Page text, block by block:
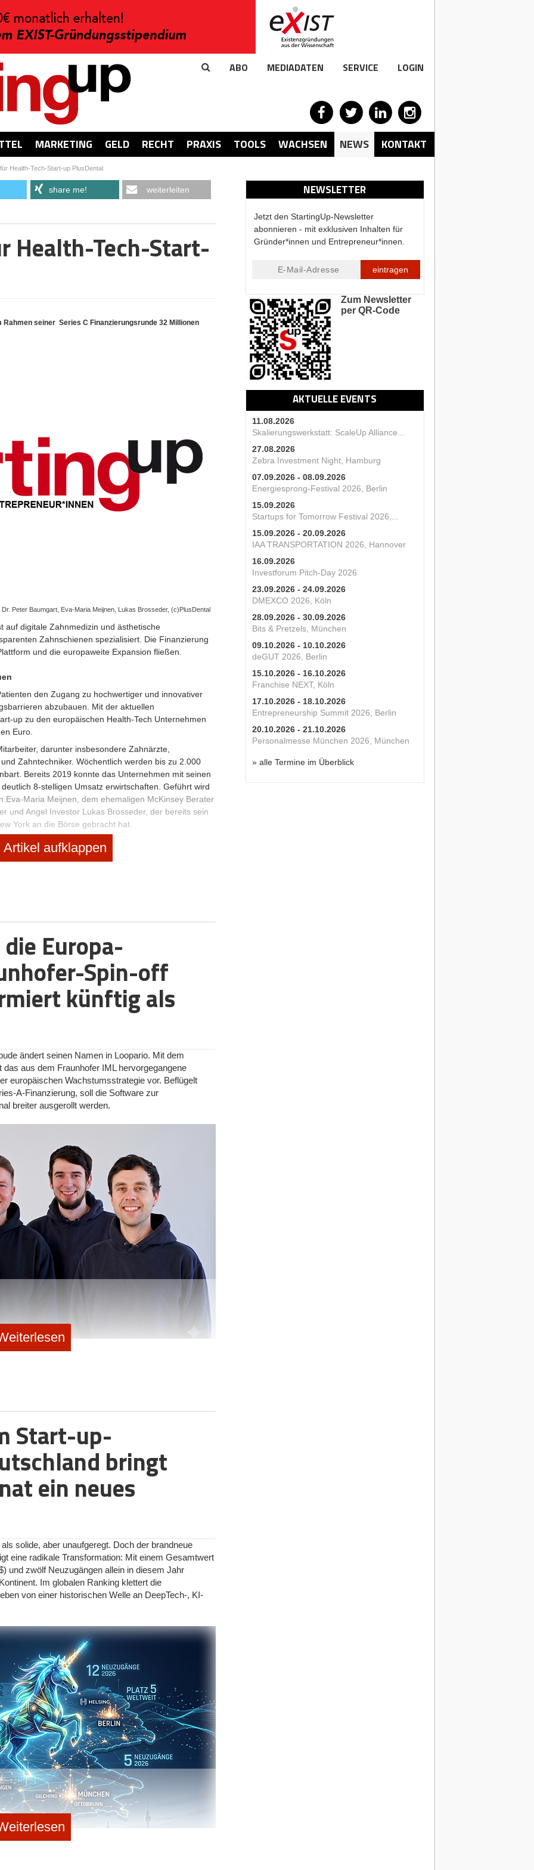
ABO MEDIADATEN SERVICE LOGIN
MARKETING GELD RECHT PRAXIS TOOLS WACHSEN NEWS KONTAKT
Health-Tech-Start-up PlusDental
NEWSLETTER
Jetzt den StartingUp-Newsletter
abonnieren - mit exklusiven Inhalten für
Gründer*innen und Entrepreneur*innen.
eintragen
Zum Newsletter
per QR-Code
AKTUELLE EVENTS
11.08.2026
Skalierungswerkstatt: ScaleUp Alliance...
27.08.2026
Zebra Investment Night, Hamburg
07.09.2026 - 08.09.2026
Energiesprong-Festival 2026, Berlin
15.09.2026
Startups for Tomorrow Festival 2026,...
15.09.2026 - 20.09.2026
IAA TRANSPORTATION 2026, Hannover
16.09.2026
Investforum Pitch-Day 2026
23.09.2026 - 24.09.2026
DMEXCO 2026, Köln
28.09.2026 - 30.09.2026
Bits & Pretzels, München
09.10.2026 - 10.10.2026
deGUT 2026, Berlin
15.10.2026 - 16.10.2026
Franchise NEXT, Köln
17.10.2026 - 18.10.2026
Entrepreneurship Summit 2026, Berlin
20.10.2026 - 21.10.2026
Personalmesse München 2026, München
» alle Termine im Überblick
share me! weiterleiten
Health-Tech-Start-
seiner Series C Finanzierungsrunde 32 Millionen
Peter Baumgart, Eva-Maria Meijnen, Lukas Brosseder, (c)PlusDental
auf digitale Zahnmedizin und ästhetische
Zahnschienen spezialisiert. Die Finanzierung
und die europaweite Expansion fließen.
den Zugang zu hochwertiger und innovativer
abzubauen. Mit der aktuellen
up zu den europäischen Health-Tech Unternehmen
Euro.
darunter insbesondere Zahnärzte,
Zahntechniker. Wöchentlich werden bis zu 2.000
Bereits 2019 konnte das Unternehmen mit seinen
8-stelligen Umsatz erwirtschaften. Geführt wird
Eva-Maria Meijnen, dem ehemaligen McKinsey Berater
und Angel Investor Lukas Brosseder, der bereits sein
York an die Börse gebracht hat.
Zahnmedizin in die Hände spezialisierter und bestens
Dentistry Plattform, von der Zahnärzte und Patienten
Praxen den Weg ins digitale Zeitalter. Wie
ist, unterstreicht derzeit die Pandemie. Patienten
unsere konsequente Digitalisierung ermöglicht.
Effekten bei Behandlungsergebnis und Preis. Für
zusätzliche Patientengruppen.“
eintragen
Algorithmus oder Neustart in die
Robotics Group eröffnet Real-Labor im
Hoffnung
Artikel aufklappen
Europa-
Spin-off
künftig als
ändert seinen Namen in Loopario. Mit dem
aus dem Fraunhofer IML hervorgegangene
europäischen Wachstumsstrategie vor. Beflügelt
A-Finanzierung, soll die Software zur
breiter ausgerollt werden.
und WMS) diesen spezifischen Bereich nicht im
fielen laut Start-up-Schätzungen jährlich rund
an, die in der Praxis häufig noch händisch gebucht
Logistikbude) setzt hier mit einem sogenannten
an. Diese Softwarelösung solle als zusätzlicher
von Unternehmen integriert werden. Ziel des
langwierige Abstimmungsprozesse auf digitalem
auf die digitale Verwaltung von Paletten und
ausgelegt.
und Abstimmen von Tauschvorgängen
Das Unternehmen nutzt dafür unter anderem
automatisiert in die Buchungssysteme zu
und werde derzeit über Weblinks in 66
mehr als 50 Millionen Ladungsträger für aktuell
DACHSER, die Nagel-Group und Georg Utz.
Koscharnyj, Patrik Elfert, Jan Möller und Dr.
als Spin-off aus dem Fraunhofer-Institut für
eine im Frühjahr 2026 abgeschlossene Series-A-
Millionen Euro untermauert, angeführt vom
Kapitalspritze sei das Team seit Jahresbeginn auf
die Namensänderung damit, dass sich Ladungsträger
Start-up-
bringt
ein neues
solide, aber unaufgeregt. Doch der brandneue
eine radikale Transformation: Mit einem Gesamtwert
und zwölf Neuzugängen allein in diesem Jahr
Im globalen Ranking klettert die
von einer historischen Welle an DeepTech-, KI-